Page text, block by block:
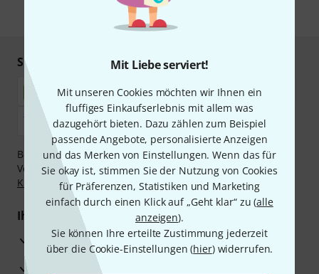
Mit Liebe serviert!
Mit unseren Cookies möchten wir Ihnen ein
fluffiges Einkaufserlebnis mit allem was
dazugehört bieten. Dazu zählen zum Beispiel
passende Angebote, personalisierte Anzeigen
und das Merken von Einstellungen. Wenn das für
Sie okay ist, stimmen Sie der Nutzung von Cookies
für Präferenzen, Statistiken und Marketing
einfach durch einen Klick auf „Geht klar“ zu (alle
anzeigen).
Sie können Ihre erteilte Zustimmung jederzeit
über die Cookie-Einstellungen (hier) widerrufen.
* Pflichtfeld
Sicher einkaufen & bezahlen
Bezahlen Sie vertraulich und sicher per Nachnahme,
Vorkasse, PayPal, Amazon Pay,Klarna Sofort bezahlen,
Klarna Ratenzahlungoder Kreditkarte.
Ihre Vorteile
3 Jahre Thomann Garantie
30 Tage Money-Back-Garantie